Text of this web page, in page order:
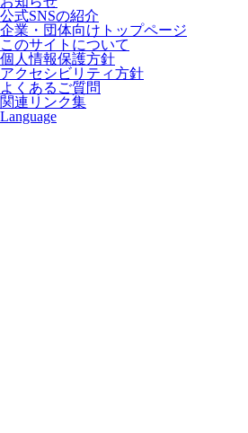
公式SNSの紹介
企業・団体向けトップページ
このサイトについて
個人情報保護方針
アクセシビリティ方針
よくあるご質問
関連リンク集
Language